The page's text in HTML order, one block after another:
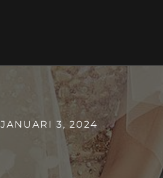
JANUARI 3, 2024